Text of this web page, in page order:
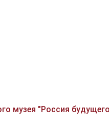
музея "Россия